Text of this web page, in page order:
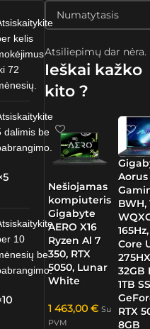
kelis
72
dalimis be
10
be
Atsiliepimų dar nėra.
Ieškai kažko
kito ?
Nešiojamas
kompiuteris
Gigabyte
AERO X16
Ryzen Al 7
350, RTX
5050, Lunar
White
1 463,00 € Su
PVM
BWH,
Core
32GB
1TB
RTX
8GB